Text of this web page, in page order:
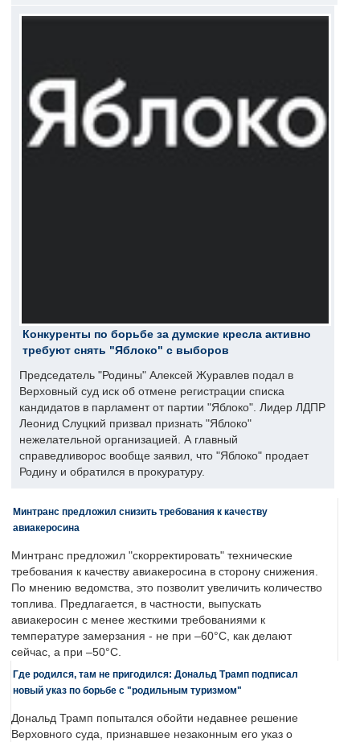
Конкуренты по борьбе за думские кресла активно
требуют снять "Яблоко" с выборов
Председатель "Родины" Алексей Журавлев подал в
Верховный суд иск об отмене регистрации списка
кандидатов в парламент от партии "Яблоко". Лидер ЛДПР
Леонид Слуцкий призвал признать "Яблоко"
нежелательной организацией. А главный
справедливорос вообще заявил, что "Яблоко" продает
Родину и обратился в прокуратуру.
Минтранс предложил снизить требования к качеству
авиакеросина
Минтранс предложил "скорректировать" технические
требования к качеству авиакеросина в сторону снижения.
По мнению ведомства, это позволит увеличить количество
топлива. Предлагается, в частности, выпускать
авиакеросин с менее жесткими требованиями к
температуре замерзания - не при –60°C, как делают
сейчас, а при –50°C.
Где родился, там не пригодился: Дональд Трамп подписал
новый указ по борьбе с "родильным туризмом"
Дональд Трамп попытался обойти недавнее решение
Верховного суда, признавшее незаконным его указ о